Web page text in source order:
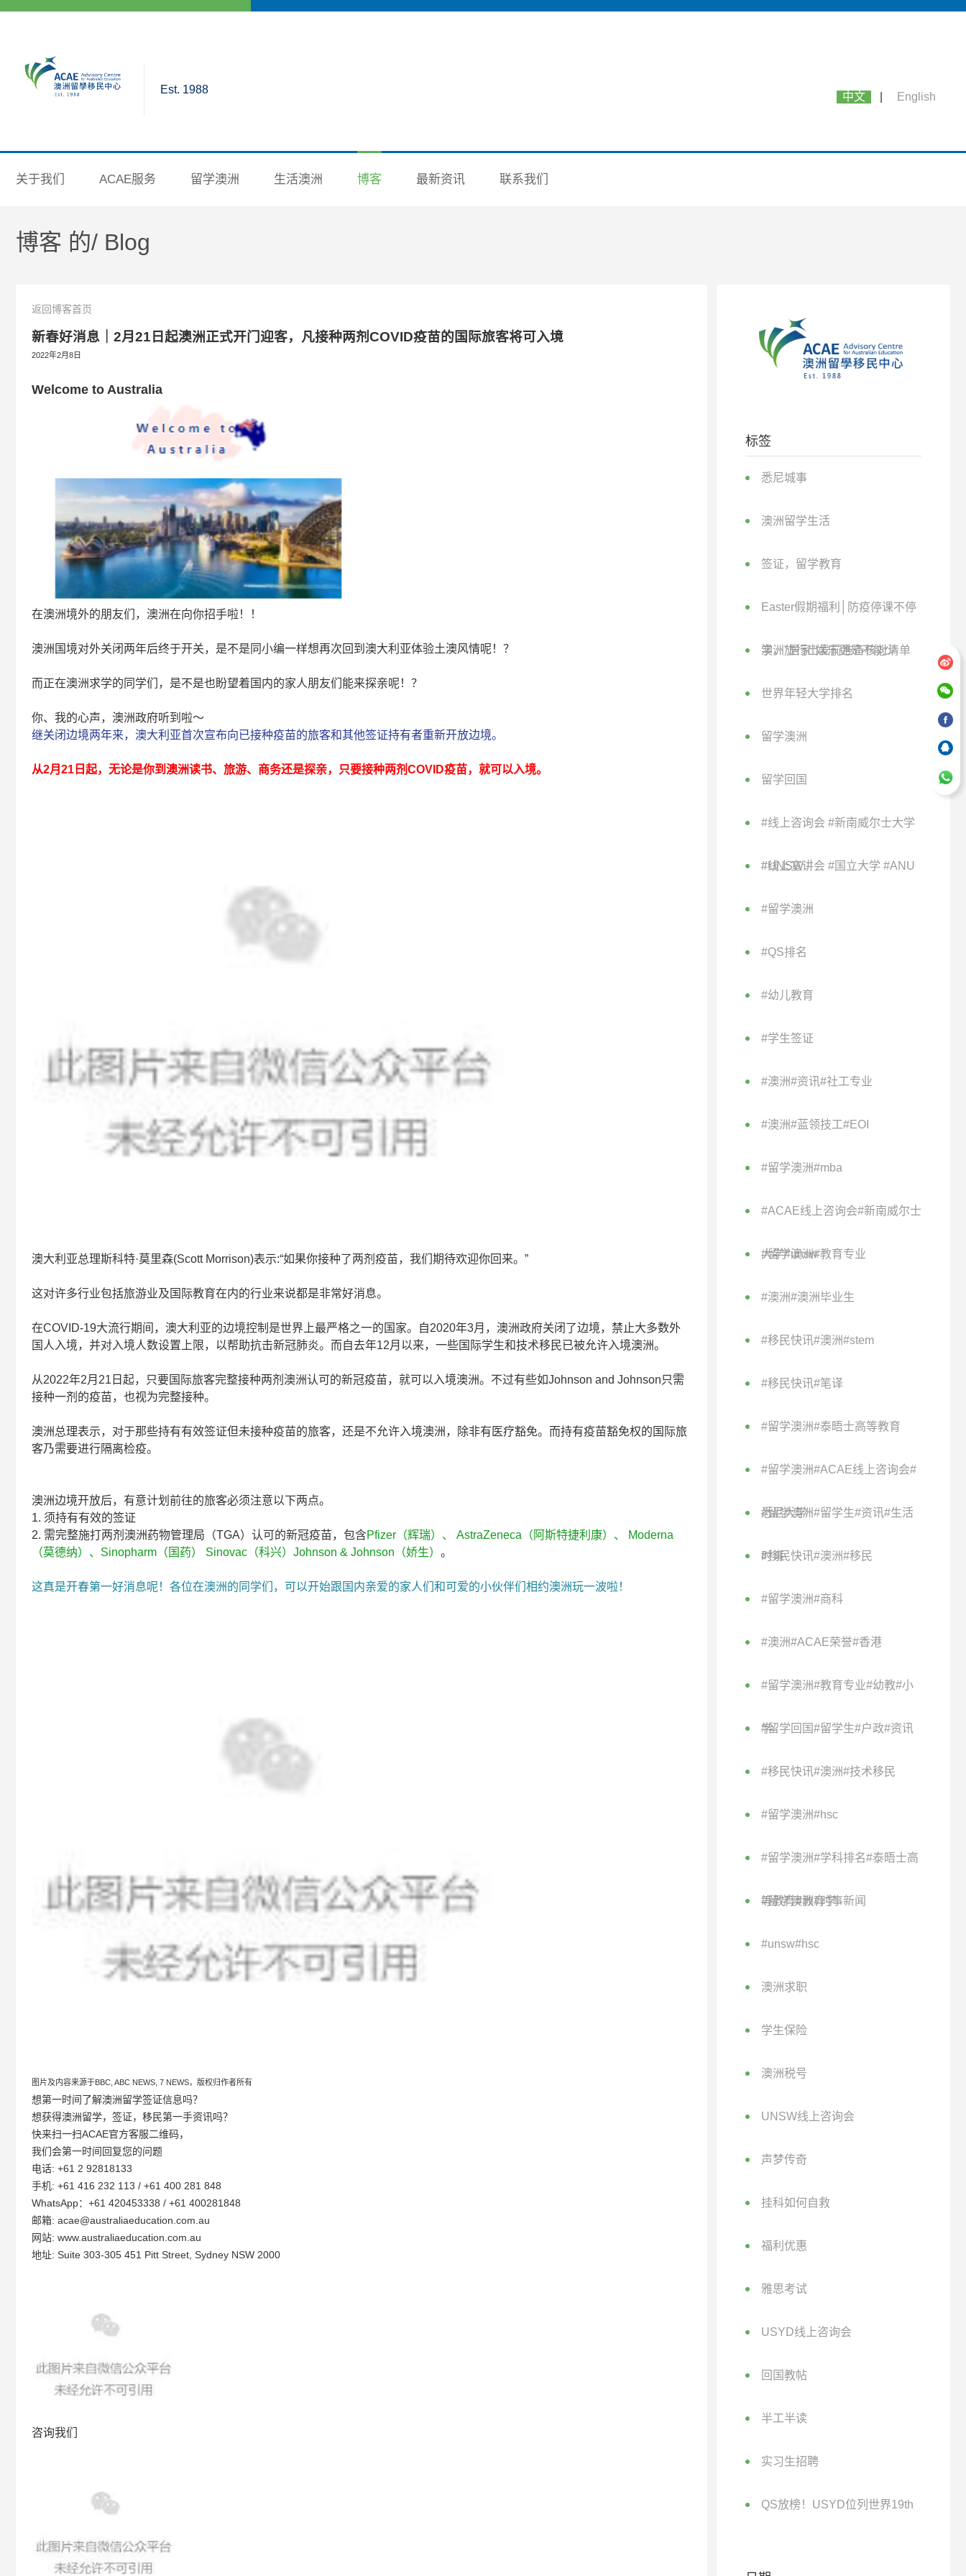
Est. 1988
关于我们 ACAE服务 留学澳洲 生活澳洲 博客 最新资讯 联系我们
中文 English
博客 的/ Blog
标签
悉尼城事
澳洲留学生活
签证，留学教育
Easter假期福利│防疫停课不停
学，"居家"娱乐更是不能少
澳洲旅行出发前准备核对清单
世界年轻大学排名
留学澳洲
留学回国
#线上咨询会 #新南威尔士大学
#UNSW
#线上宣讲会 #国立大学 #ANU
#留学澳洲
#QS排名
#幼儿教育
#学生签证
#澳洲#资讯#社工专业
#澳洲#蓝领技工#EOI
#留学澳洲#mba
#ACAE线上咨询会#新南威尔士
大学#unsw
#留学澳洲#教育专业
#澳洲#澳洲毕业生
#移民快讯#澳洲#stem
#移民快讯#笔译
#留学澳洲#泰晤士高等教育
#留学澳洲#ACAE线上咨询会#
悉尼大学
#留学澳洲#留学生#资讯#生活
时事
#移民快讯#澳洲#移民
#留学澳洲#商科
#澳洲#ACAE荣誉#香港
#留学澳洲#教育专业#幼教#小
学
#留学回国#留学生#户政#资讯
#移民快讯#澳洲#技术移民
#留学澳洲#hsc
#留学澳洲#学科排名#泰晤士高
等教育#教育学
#留学澳洲#时事新闻
#unsw#hsc
澳洲求职
学生保险
澳洲税号
UNSW线上咨询会
声梦传奇
挂科如何自救
福利优惠
雅思考试
USYD线上咨询会
回国教帖
半工半读
实习生招聘
QS放榜！USYD位列世界19th
返回博客首页
新春好消息｜2月21日起澳洲正式开门迎客，凡接种两剂COVID疫苗的国际旅客将可入境
2022年2月8日
Welcome to Australia
在澳洲境外的朋友们，澳洲在向你招手啦！！
澳洲国境对外关闭两年后终于开关，是不是同小编一样想再次回到澳大利亚体验土澳风情呢！？
而正在澳洲求学的同学们，是不是也盼望着国内的家人朋友们能来探亲呢！？
你、我的心声，澳洲政府听到啦～
继关闭边境两年来，澳大利亚首次宣布向已接种疫苗的旅客和其他签证持有者重新开放边境。
从2月21日起，无论是你到澳洲读书、旅游、商务还是探亲，只要接种两剂COVID疫苗，就可以入境。
澳大利亚总理斯科特·莫里森(Scott Morrison)表示:“如果你接种了两剂疫苗，我们期待欢迎你回来。”
这对许多行业包括旅游业及国际教育在内的行业来说都是非常好消息。
在COVID-19大流行期间，澳大利亚的边境控制是世界上最严格之一的国家。自2020年3月，澳洲政府关闭了边境，禁止大多数外
国人入境，并对入境人数设置上限，以帮助抗击新冠肺炎。而自去年12月以来，一些国际学生和技术移民已被允许入境澳洲。
从2022年2月21日起，只要国际旅客完整接种两剂澳洲认可的新冠疫苗，就可以入境澳洲。不过有些如Johnson and Johnson只需
接种一剂的疫苗，也视为完整接种。
澳洲总理表示，对于那些持有有效签证但未接种疫苗的旅客，还是不允许入境澳洲，除非有医疗豁免。而持有疫苗豁免权的国际旅
客乃需要进行隔离检疫。
澳洲边境开放后，有意计划前往的旅客必须注意以下两点。
1. 须持有有效的签证
2. 需完整施打两剂澳洲药物管理局（TGA）认可的新冠疫苗，包含Pfizer（辉瑞）、 AstraZeneca（阿斯特捷利康）、 Moderna
（莫德纳）、Sinopharm（国药） Sinovac（科兴）Johnson & Johnson（娇生） 。
这真是开春第一好消息呢！各位在澳洲的同学们，可以开始跟国内亲爱的家人们和可爱的小伙伴们相约澳洲玩一波啦！
图片及内容来源于BBC, ABC NEWS, 7 NEWS，版权归作者所有
想第一时间了解澳洲留学签证信息吗？
想获得澳洲留学，签证，移民第一手资讯吗？
快来扫一扫ACAE官方客服二维码，
我们会第一时间回复您的问题
电话: +61 2 92818133
手机: +61 416 232 113 / +61 400 281 848
WhatsApp：+61 420453338 / +61 400281848
邮箱: acae@australiaeducation.com.au
网站: www.australiaeducation.com.au
地址: Suite 303-305 451 Pitt Street, Sydney NSW 2000
咨询我们